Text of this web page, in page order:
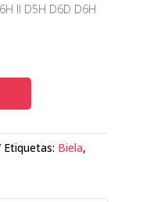
II D5H D6D D6H
Etiquetas: Biela,